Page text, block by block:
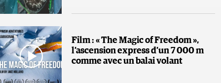
Film : « The Magic of Freedom »,
l’ascension express d’un 7 000 m
comme avec un balai volant